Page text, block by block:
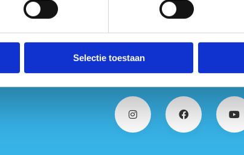
Selectie toestaan
training en wedstrijd